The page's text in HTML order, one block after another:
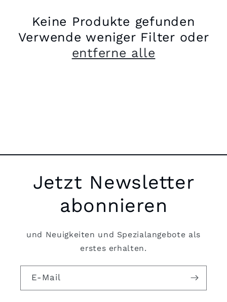
Keine Produkte gefunden
Verwende weniger Filter oder
entferne alle
Jetzt Newsletter
abonnieren
und Neuigkeiten und Spezialangebote als
erstes erhalten.
E-Mail